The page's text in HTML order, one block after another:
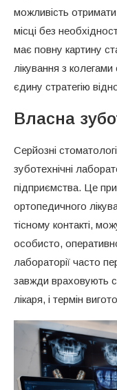
можливість
місці без
має повну картину
лікування з
єдину стратегію
Власна
Серйозні
зуботехнічні
підприємства. Це
ортопедичного
тісному контакті,
особисто,
лабораторії часто
завжди враховують
лікаря, і термін